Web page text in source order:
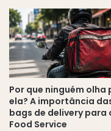
Perfeita
Por que ninguém olha
ela? A importância
bags de delivery para
Food Service